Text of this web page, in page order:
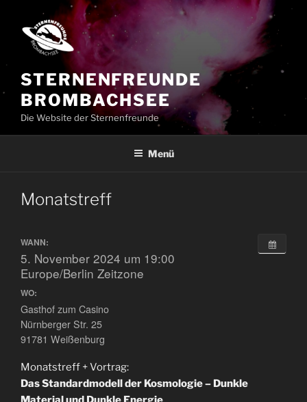
Inhalt
springen
STERNENFREUNDE
BROMBACHSEE
Die Website der Sternenfreunde
Menü
Monatstreff
WANN:
5. November 2024 um 19:00
Europe/Berlin Zeitzone
WO:
Gasthof zum Casino
Nürnberger Str. 25
91781 Weißenburg
Monatstreff + Vortrag:
Das Standardmodell der Kosmologie – Dunkle